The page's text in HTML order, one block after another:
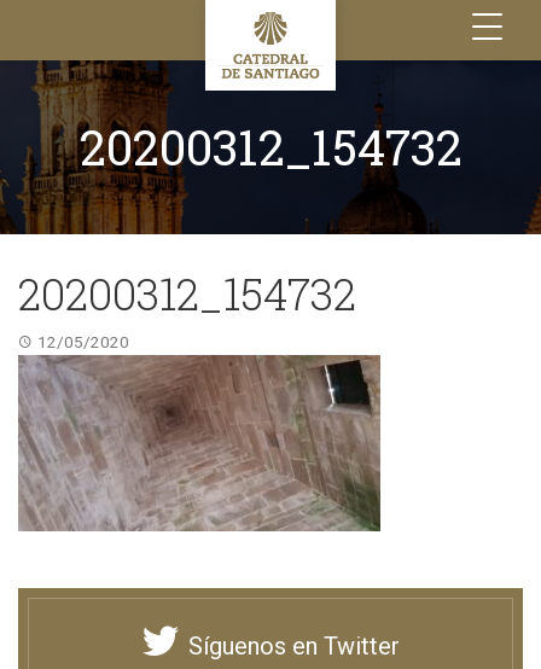
Toggle
navigation
20200312_154732
20200312_154732
12/05/2020
Síguenos en Twitter